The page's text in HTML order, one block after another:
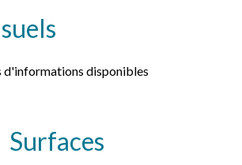
d'informations disponibles
Surfaces